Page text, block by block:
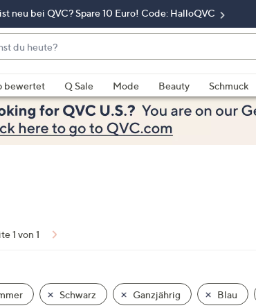
neu bei QVC? Spare 10 Euro! Code: HalloQVC
bewertet Q Sale Mode Beauty Schmuck
1 von 1
Schwarz Ganzjährig Blau